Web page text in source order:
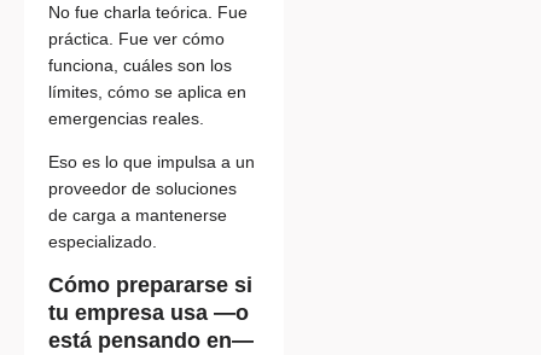
No fue charla teórica. Fue
práctica. Fue ver cómo
funciona, cuáles son los
límites, cómo se aplica en
emergencias reales.
Eso es lo que impulsa a un
proveedor de soluciones
de carga a mantenerse
especializado.
Cómo prepararse si
tu empresa usa —o
está pensando en—